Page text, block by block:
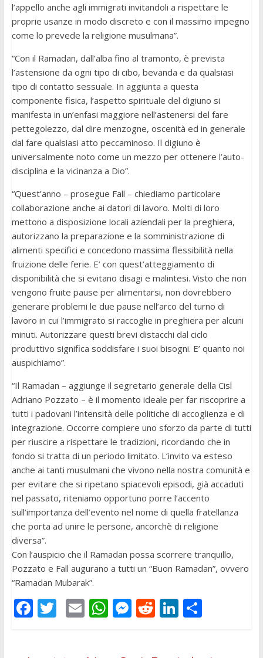
l’appello anche agli immigrati invitandoli a rispettare le
proprie usanze in modo discreto e con il massimo impegno
come lo prevede la religione musulmana”.
“Con il Ramadan, dall’alba fino al tramonto, è prevista
l’astensione da ogni tipo di cibo, bevanda e da qualsiasi
tipo di contatto sessuale. In aggiunta a questa
componente fisica, l’aspetto spirituale del digiuno si
manifesta in un’enfasi maggiore nell’astenersi del fare
pettegolezzo, dal dire menzogne, oscenità ed in generale
dal fare qualsiasi atto peccaminoso. Il digiuno è
universalmente noto come un mezzo per ottenere l’auto-
disciplina e la vicinanza a Dio”.
“Quest’anno – prosegue Fall – chiediamo particolare
collaborazione anche ai datori di lavoro. Molti di loro
mettono a disposizione locali aziendali per la preghiera,
autorizzano la preparazione e la somministrazione di
alimenti specifici e concedono massima flessibilità nella
fruizione delle ferie. E’ con quest’atteggiamento di
disponibilità che si evitano disagi e malintesi. Visto che non
vengono fruite pause per alimentarsi, non dovrebbero
generare problemi le due pause nell’arco del turno di
lavoro in cui l’immigrato si raccoglie in preghiera per alcuni
minuti. Autorizzare questi brevi distacchi dal ciclo
produttivo significa soddisfare i suoi bisogni. E’ quanto noi
auspichiamo”.
“Il Ramadan – aggiunge il segretario generale della Cisl
Adriano Pozzato – è il momento ideale per far riscoprire a
tutti i padovani l’intensità delle politiche di accoglienza e di
integrazione. Occorre compiere uno sforzo da parte di tutti
per riuscire a rispettare le tradizioni, ricordando che in
fondo si tratta di un periodo limitato. L’invito va esteso
anche ai tanti musulmani che vivono nella nostra comunità e
per evitare che si ripetano spiacevoli episodi, già accaduti
nel passato, riteniamo opportuno porre l’accento
sull’importanza dell’evento nel nome di quella fratellanza
che porta ad unire le persone, ancorchè di religione
diversa”.
Con l’auspicio che il Ramadan possa scorrere tranquillo,
Pozzato e Fall augurano a tutti un “Buon Ramadan”, ovvero
“Ramadan Mubarak”.
F T E W M R Li C